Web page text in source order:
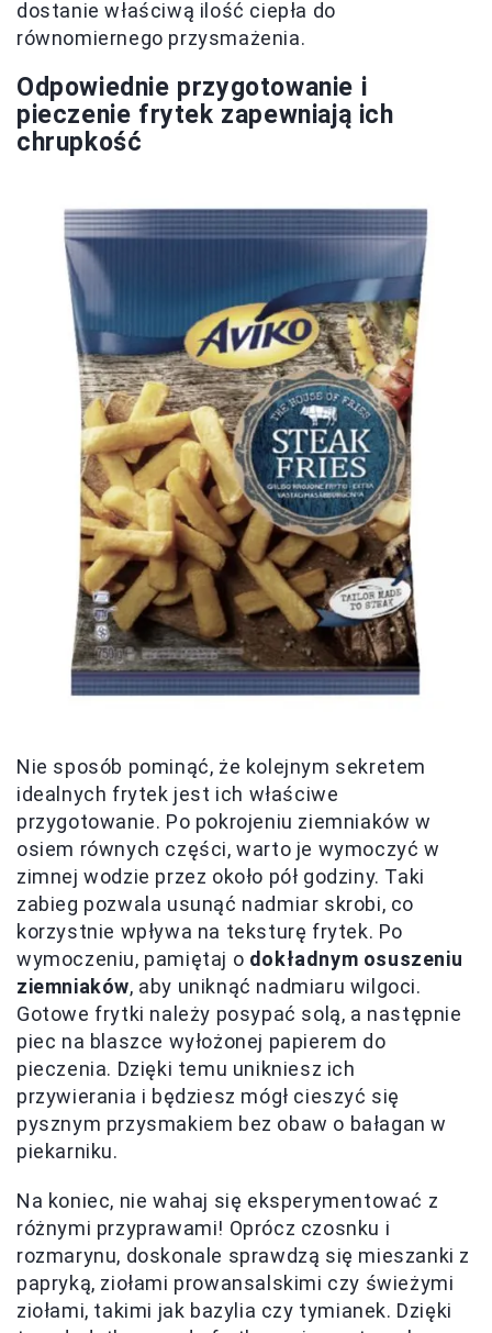
dostanie właściwą ilość ciepła do
równomiernego przysmażenia.
Odpowiednie przygotowanie i
pieczenie frytek zapewniają ich
chrupkość
Nie sposób pominąć, że kolejnym sekretem
idealnych frytek jest ich właściwe
przygotowanie. Po pokrojeniu ziemniaków w
osiem równych części, warto je wymoczyć w
zimnej wodzie przez około pół godziny. Taki
zabieg pozwala usunąć nadmiar skrobi, co
korzystnie wpływa na teksturę frytek. Po
wymoczeniu, pamiętaj o dokładnym osuszeniu
ziemniaków, aby uniknąć nadmiaru wilgoci.
Gotowe frytki należy posypać solą, a następnie
piec na blaszce wyłożonej papierem do
pieczenia. Dzięki temu unikniesz ich
przywierania i będziesz mógł cieszyć się
pysznym przysmakiem bez obaw o bałagan w
piekarniku.
Na koniec, nie wahaj się eksperymentować z
różnymi przyprawami! Oprócz czosnku i
rozmarynu, doskonale sprawdzą się mieszanki z
papryką, ziołami prowansalskimi czy świeżymi
ziołami, takimi jak bazylia czy tymianek. Dzięki